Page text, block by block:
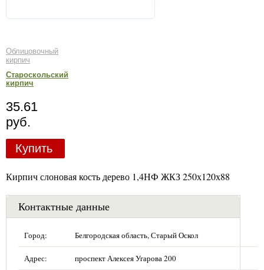
Облицовочный
кирпич
Староскольский
кирпич
35.61
руб.
Купить
Кирпич слоновая кость дерево 1,4НФ ЖКЗ 250х120х88
Контактные данные
Город: Белгородская область, Старый Оскол
Адрес: проспект Алексея Угарова 200